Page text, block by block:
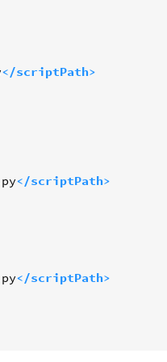
</scriptPath>
</scriptPath>
</scriptPath>